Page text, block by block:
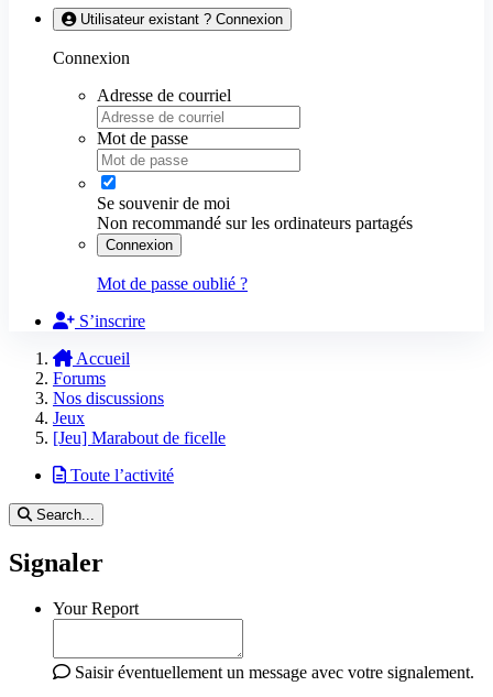
Utilisateur existant ? Connexion
Connexion
Adresse de courriel
Mot de passe
Se souvenir de moi
Non recommandé sur les ordinateurs partagés
Connexion
Mot de passe oublié ?
S’inscrire
Accueil
Forums
Nos discussions
Jeux
[Jeu] Marabout de ficelle
Toute l’activité
Search...
Signaler
Your Report
Saisir éventuellement un message avec votre signalement.